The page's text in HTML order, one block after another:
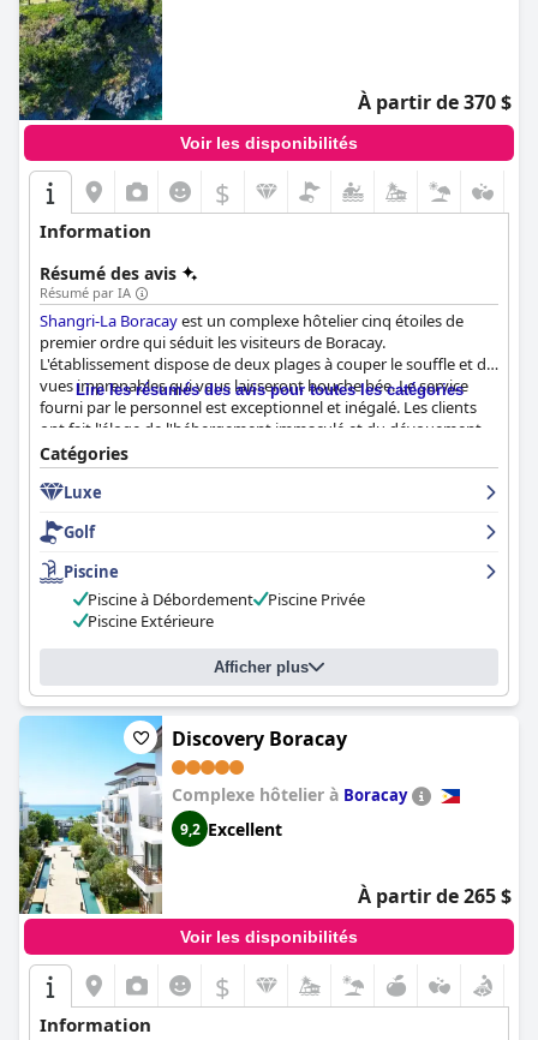
À partir de 370 $
Voir les disponibilités
$
Information
Résumé des avis
Résumé par IA
Shangri-La Boracayest un complexe hôtelier cinq étoiles de
premier ordre qui séduit les visiteurs de Boracay.
L'établissement dispose de deux plages à couper le souffle et de
vues imprenables qui vous laisseront bouche bée. Le service
fourni par le personnel est exceptionnel et inégalé. Les clients
ont fait l'éloge de l'hébergement immaculé et du dévouement
du personnel pour vous faire passer un moment fantastique.
L'hôtel dispose de superbes installations et offre une expérience
très privée et sereine. Le responsable des relations avec les
clients de l'hôtel, Junee, est décrit comme le concierge idéal que
tout hôtel cinq étoiles souhaite avoir. Le
offre un service 5 étoiles abordable et excellent, comparable aux
hôtels Four Seasons. C'est le meilleur hôtel de Boracay en bord
de mer, à ne pas manquer. Un séjour auShangri-La Boracay
distingue de toute autre expérience cinq étoiles.
Lire les résumés des avis pour toutes les catégories
Catégories
Luxe
Golf
Piscine
Piscine à Débordement
Piscine Privée
Piscine Extérieure
Afficher plus
Discovery Boracay
Complexe hôtelier à Boracay
9,2 Excellent
À partir de 265 $
Voir les disponibilités
$
Information